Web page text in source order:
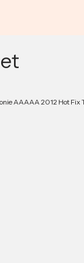
AAAAA 2012 Hot Fix